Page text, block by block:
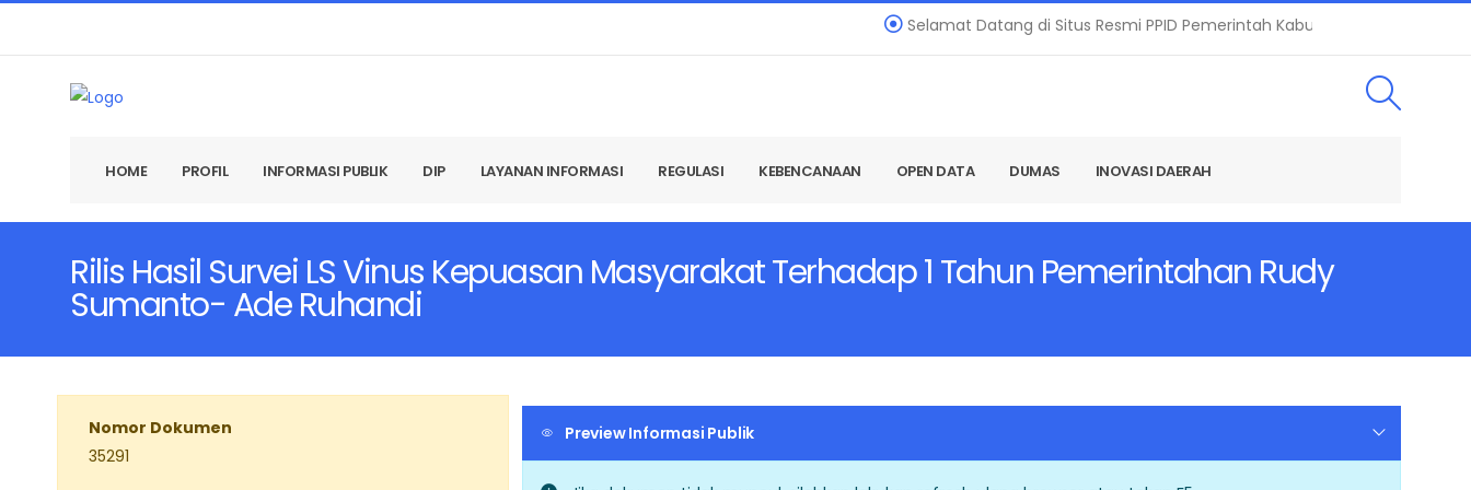
Selamat Datang di Situs Resmi PPID Pemerintah Kabupaten Bogor |
HOME PROFIL INFORMASI PUBLIK DIP LAYANAN INFORMASI REGULASI KEBENCANAAN OPEN DATA DUMAS INOVASI DAERAH
Rilis Hasil Survei LS Vinus Kepuasan Masyarakat Terhadap 1 Tahun Pemerintahan Rudy
Sumanto- Ade Ruhandi
Nomor Dokumen
35291
Preview Informasi Publik